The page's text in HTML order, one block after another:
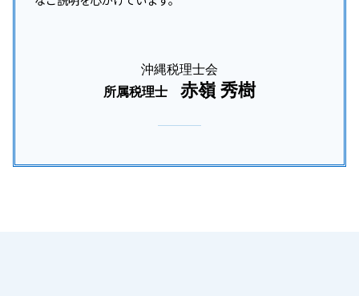
沖縄税理士会
所属税理士
赤嶺 秀樹